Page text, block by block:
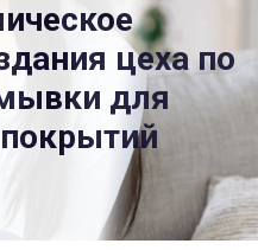
цеха по
для